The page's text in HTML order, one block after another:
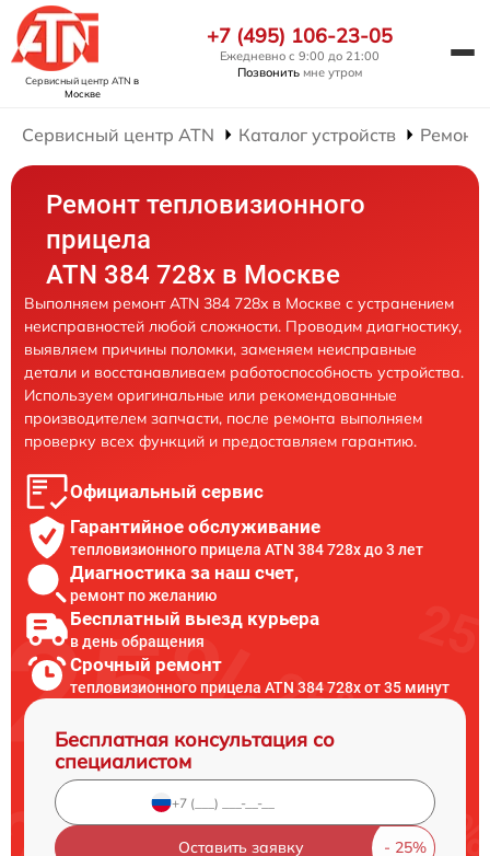
Сервисный центр ATN в
Москве
+7 (495) 106-23-05
Ежедневно с 9:00 до 21:00
Позвонить мне утром
Сервисный центр ATN Каталог устройств Ремонт
Ремонт тепловизионного
прицела
ATN 384 728x в Москве
Выполняем ремонт ATN 384 728x в Москве с устранением
неисправностей любой сложности. Проводим диагностику,
выявляем причины поломки, заменяем неисправные
детали и восстанавливаем работоспособность устройства.
Используем оригинальные или рекомендованные
производителем запчасти, после ремонта выполняем
проверку всех функций и предоставляем гарантию.
Официальный сервис
Гарантийное обслуживание
тепловизионного прицела ATN 384 728x до 3 лет
Диагностика за наш счет,
ремонт по желанию
Бесплатный выезд курьера
в день обращения
Срочный ремонт
тепловизионного прицела ATN 384 728x от 35 минут
Бесплатная консультация со
специалистом
Оставить заявку